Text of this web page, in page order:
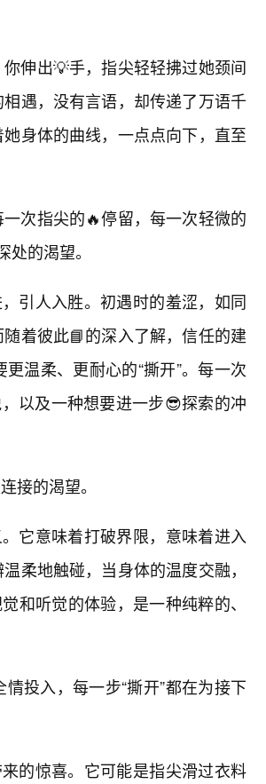
伸出💡手，指尖轻轻拂过她颈间
遇，没有言语，却传递了万语千
身体的曲线，一点点向下，直至
次指尖的🔥停留，每一次轻微的
的渴望。
引人入胜。初遇时的羞涩，如同
着彼此📘的深入了解，信任的建
温柔、更耐心的“撕开”。每一次
以及一种想要进一步😎探索的冲
接的渴望。
它意味着打破界限，意味着进入
柔地触碰，当身体的温度交融，
和听觉的体验，是一种纯粹的、
投入，每一步“撕开”都在为接下
的惊喜。它可能是指尖滑过衣料